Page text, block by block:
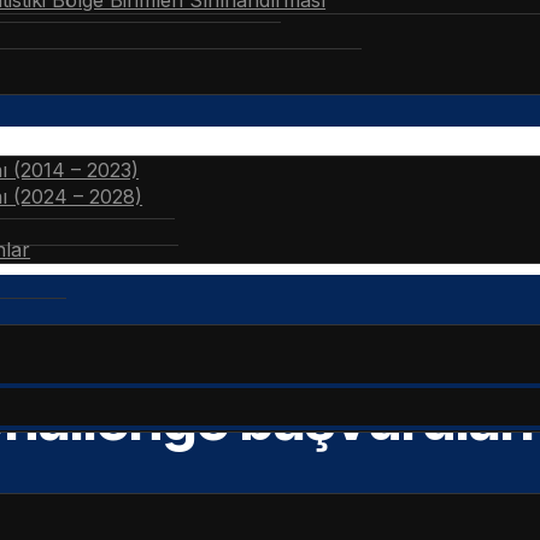
(2014 – 2023)
(2024 – 2028)
başvuruları